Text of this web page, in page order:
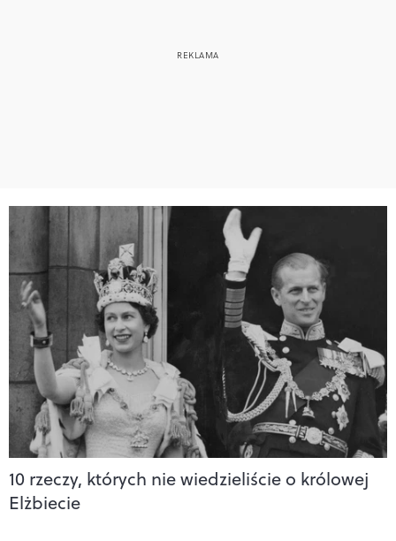
10 rzeczy, których nie wiedzieliście o królowej
Elżbiecie